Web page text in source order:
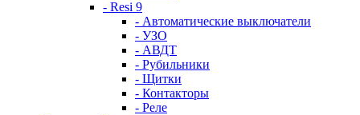
- Resi 9
- Автоматические выключатели
- УЗО
- АВДТ
- Рубильники
- Щитки
- Контакторы
- Реле